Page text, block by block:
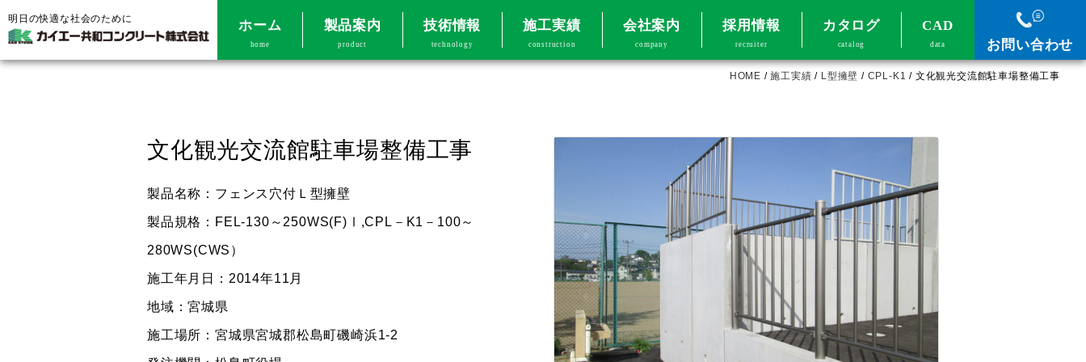
明日の快適な社会のために ホーム
home
製品案内
product
技術情報
technology
施工実績
construction
会社案内
company
採用情報
recruiter
カタログ
catalog
CAD
data お問い合わせ
HOME /施工実績 / L型擁壁 / CPL-K1 / 文化観光交流館駐車場整備工事
文化観光交流館駐車場整備工事
製品名称：フェンス穴付Ｌ型擁壁
製品規格：FEL-130～250WS(F)Ⅰ,CPL－K1－100～
280WS(CWS）
施工年月日：2014年11月
地域：宮城県
施工場所：宮城県宮城郡松島町磯崎浜1-2